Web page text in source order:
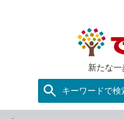
新たな一
キーワードで検